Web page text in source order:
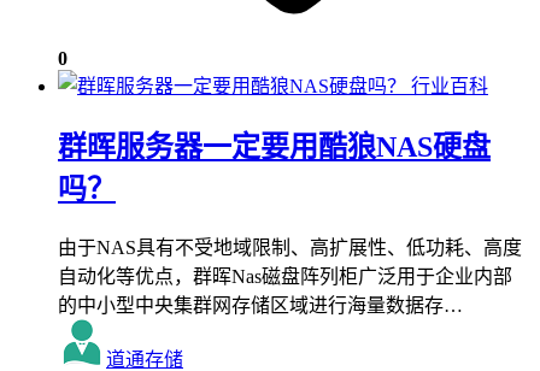
0
行业百科
群晖服务器一定要用酷狼NAS硬盘
吗？
由于NAS具有不受地域限制、高扩展性、低功耗、高度
自动化等优点，群晖Nas磁盘阵列柜广泛用于企业内部
的中小型中央集群网存储区域进行海量数据存…
道通存储